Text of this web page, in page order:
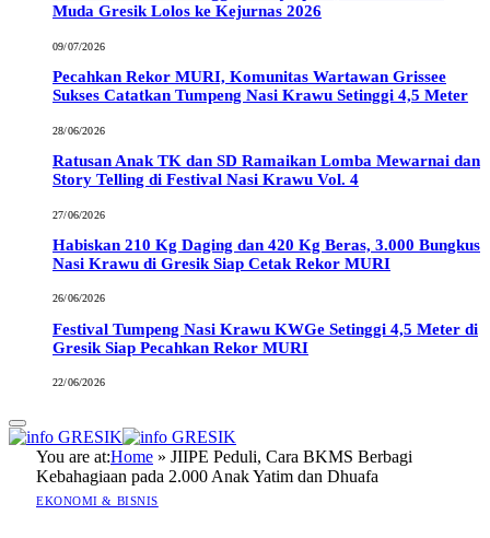
Muda Gresik Lolos ke Kejurnas 2026
09/07/2026
Pecahkan Rekor MURI, Komunitas Wartawan Grissee
Sukses Catatkan Tumpeng Nasi Krawu Setinggi 4,5 Meter
28/06/2026
Ratusan Anak TK dan SD Ramaikan Lomba Mewarnai dan
Story Telling di Festival Nasi Krawu Vol. 4
27/06/2026
Habiskan 210 Kg Daging dan 420 Kg Beras, 3.000 Bungkus
Nasi Krawu di Gresik Siap Cetak Rekor MURI
26/06/2026
Festival Tumpeng Nasi Krawu KWGe Setinggi 4,5 Meter di
Gresik Siap Pecahkan Rekor MURI
22/06/2026
You are at:Home » JIIPE Peduli, Cara BKMS Berbagi
Kebahagiaan pada 2.000 Anak Yatim dan Dhuafa
EKONOMI & BISNIS